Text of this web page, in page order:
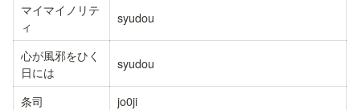
マイマイノリテ
ィ
syudou
心が風邪をひく
日には
syudou
条司
jo0ji